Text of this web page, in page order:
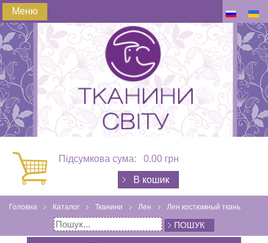
Меню
Підсумкова сума: 0.00 грн
В кошик
Головна Каталог Тканини Лен Лен костюмный ткань
ПОШУК